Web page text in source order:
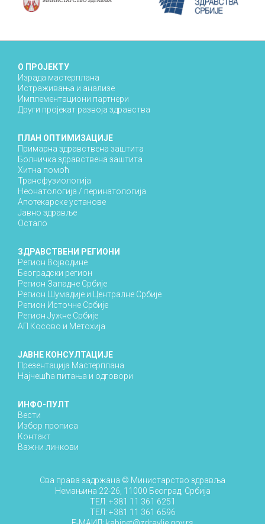
О ПРОЈЕКТУ
Израда мастерплана
Истраживања и анализе
Имплементациони партнери
Други пројекат развоја здравства
ПЛАН ОПТИМИЗАЦИЈЕ
Примарна здравствена заштита
Болничка здравствена заштита
Хитна помоћ
Трансфузиологија
Неонатологија / перинатологија
Апотекарске установе
Јавно здравље
Остало
ЗДРАВСТВЕНИ РЕГИОНИ
Регион Војводине
Београдски регион
Регион Западне Србије
Регион Шумадије и Централне Србије
Регион Источне Србије
Регион Јужне Србије
АП Косово и Метохија
ЈАВНЕ КОНСУЛТАЦИЈЕ
Презентација Мастерплана
Најчешћа питања и одговори
ИНФО-ПУЛТ
Вести
Избор прописа
Контакт
Важни линкови
Сва права задржана © Министарство здравља
Немањина 22-26, 11000 Београд, Србија
ТЕЛ: +381 11 361 6251
ТЕЛ: +381 11 361 6596